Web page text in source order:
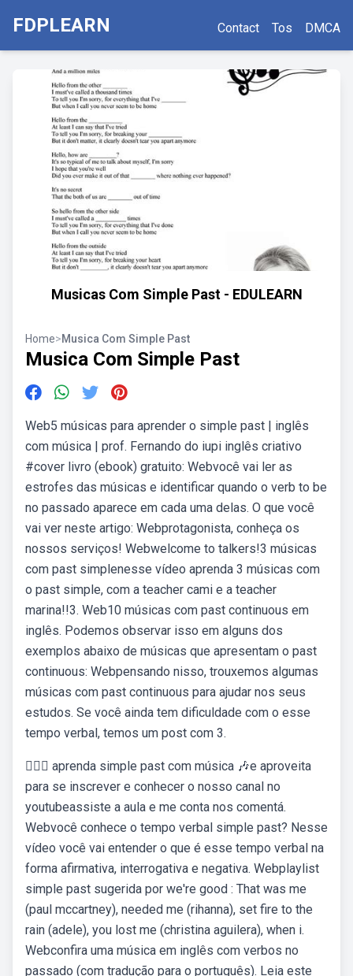
FDPLEARN Contact Tos DMCA
Musicas Com Simple Past - EDULEARN
Home>Musica Com Simple Past
Musica Com Simple Past
Web5 músicas para aprender o simple past | inglês
com música | prof. Fernando do iupi inglês criativo
#cover livro (ebook) gratuito: Webvocê vai ler as
estrofes das músicas e identificar quando o verb to be
no passado aparece em cada uma delas. O que você
vai ver neste artigo: Webprotagonista, conheça os
nossos serviços! Webwelcome to talkers!3 músicas
com past simplenesse vídeo aprenda 3 músicas com
o past simple, com a teacher cami e a teacher
marina!!3. Web10 músicas com past continuous em
inglês. Podemos observar isso em alguns dos
exemplos abaixo de músicas que apresentam o past
continuous: Webpensando nisso, trouxemos algumas
músicas com past continuous para ajudar nos seus
estudos. Se você ainda tem dificuldade com o esse
tempo verbal, temos um post com 3.
🙋🏼‍♀️ aprenda simple past com música 🎶e aproveita
para se inscrever e conhecer o nosso canal no
youtubeassiste a aula e me conta nos comentá.
Webvocê conhece o tempo verbal simple past? Nesse
vídeo você vai entender o que é esse tempo verbal na
forma afirmativa, interrogativa e negativa. Webplaylist
simple past sugerida por we're good : That was me
(paul mccartney), needed me (rihanna), set fire to the
rain (adele), you lost me (christina aguilera), when i.
Webconfira uma música em inglês com verbos no
passado (com tradução para o português). Leia este